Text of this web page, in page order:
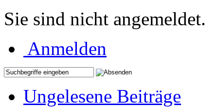
Sie sind nicht angemeldet.
Anmelden
Ungelesene Beiträge